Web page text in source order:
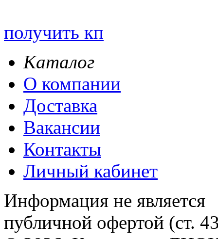
получить кп
Каталог
О компании
Доставка
Вакансии
Контакты
Личный кабинет
Информация не является
публичной офертой (ст.